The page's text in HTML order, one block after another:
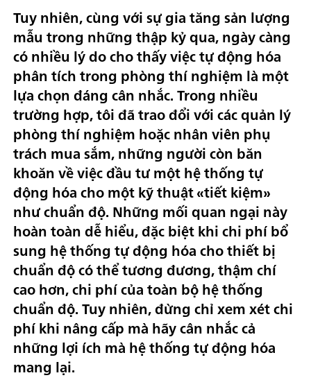
Tuy nhiên, cùng với sự gia tăng sản lượng
mẫu trong những thập kỷ qua, ngày càng
có nhiều lý do cho thấy việc tự động hóa
phân tích trong phòng thí nghiệm là một
lựa chọn đáng cân nhắc. Trong nhiều
trường hợp, tôi đã trao đổi với các quản lý
phòng thí nghiệm hoặc nhân viên phụ
trách mua sắm, những người còn băn
khoăn về việc đầu tư một hệ thống tự
động hóa cho một kỹ thuật «tiết kiệm»
như chuẩn độ. Những mối quan ngại này
hoàn toàn dễ hiểu, đặc biệt khi chi phí bổ
sung hệ thống tự động hóa cho thiết bị
chuẩn độ có thể tương đương, thậm chí
cao hơn, chi phí của toàn bộ hệ thống
chuẩn độ. Tuy nhiên, đừng chỉ xem xét chi
phí khi nâng cấp mà hãy cân nhắc cả
những lợi ích mà hệ thống tự động hóa
mang lại.